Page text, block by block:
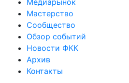
Медиарынок
Мастерство
Сообщество
Обзор событий
Новости ФКК
Архив
Контакты